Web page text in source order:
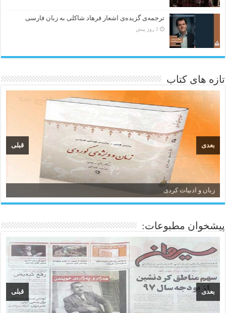
ترجمه‌ی گزیده‌‌ی اشعار فرهاد شاکلی به زبان فارسی
2 روز پیش
تازه های کتاب
زبان و ادبیات کردی
قبلی بعدی
پیشخوان مطبوعات:
قبلی بعدی